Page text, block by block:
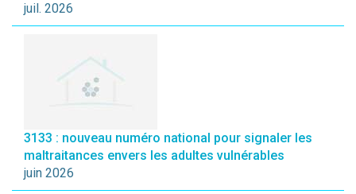
juil. 2026
3133 : nouveau numéro national pour signaler les
maltraitances envers les adultes vulnérables
juin 2026